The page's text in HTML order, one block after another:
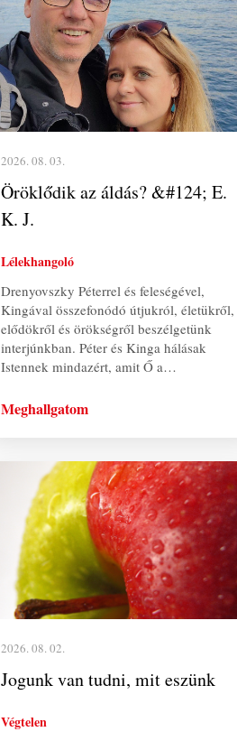
2026. 08. 03.
Öröklődik az áldás? &#124; E.
K. J.
Lélekhangoló
Drenyovszky Péterrel és feleségével,
Kingával összefonódó útjukról, életükről,
elődökről és örökségről beszélgetünk
interjúnkban. Péter és Kinga hálásak
Istennek mindazért, amit Ő a…
Meghallgatom
2026. 08. 02.
Jogunk van tudni, mit eszünk
Végtelen